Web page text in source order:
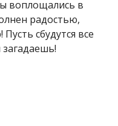
воплощались в
радостью,
сбудутся все